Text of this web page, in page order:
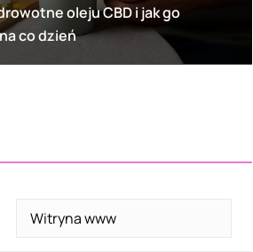
oleju CBD i jak go
co dzień